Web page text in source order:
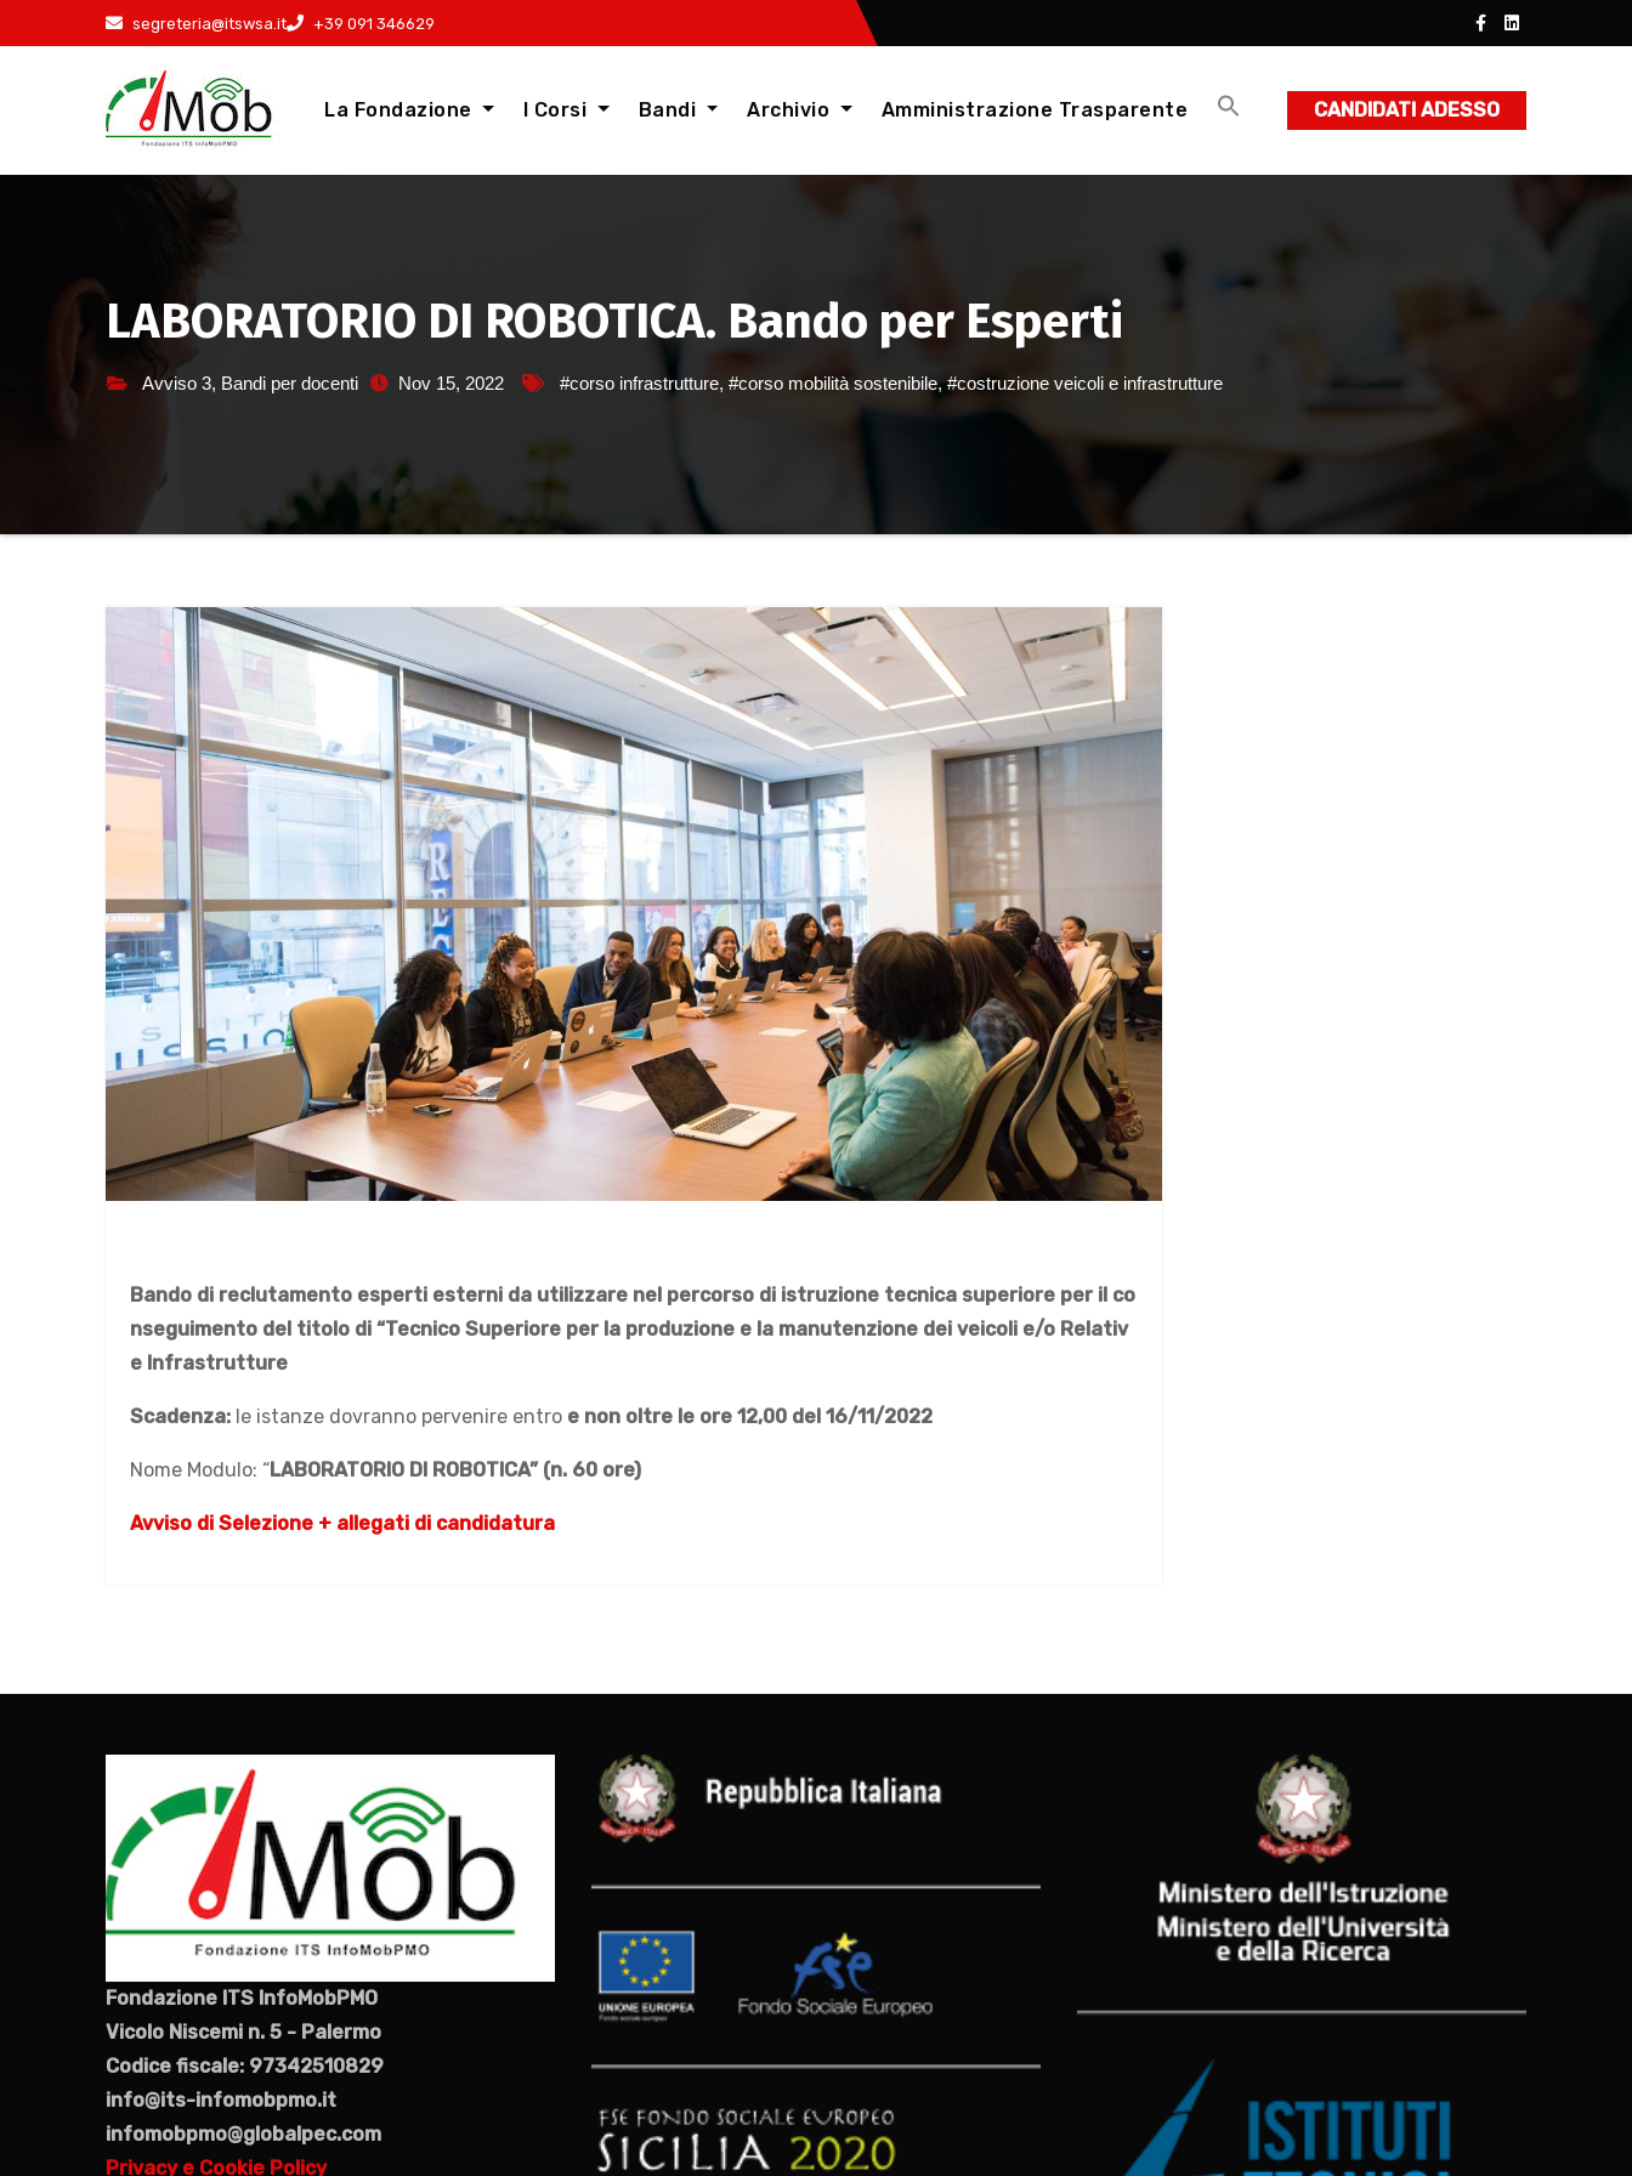
al
segreteria@itswsa.it +39 091 346629
La Fondazione I Corsi Bandi Archivio Amministrazione Trasparente CANDIDATI ADESSO
LABORATORIO DI ROBOTICA. Bando per Esperti
Avviso 3, Bandi per docenti Nov 15, 2022 #corso infrastrutture, #corso mobilità sostenibile,#costruzione veicoli e infrastrutture
Bando di reclutamento esperti esterni da utilizzare nel percorso di istruzione tecnica superiore per il co
nseguimento del titolo di “Tecnico Superiore per la produzione e la manutenzione dei veicoli e/o Relativ
e Infrastrutture
Scadenza: le istanze dovranno pervenire entro e non oltre le ore 12,00 del 16/11/2022
Nome Modulo: “LABORATORIO DI ROBOTICA” (n. 60 ore)
Avviso di Selezione + allegati di candidatura
Fondazione ITS InfoMobPMO
Vicolo Niscemi n. 5 - Palermo
Codice fiscale: 97342510829
info@its-infomobpmo.it
infomobpmo@globalpec.com
Privacy e Cookie Policy